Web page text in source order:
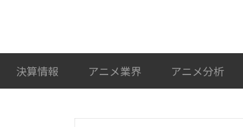
決算情報 アニメ業界 アニメ分析